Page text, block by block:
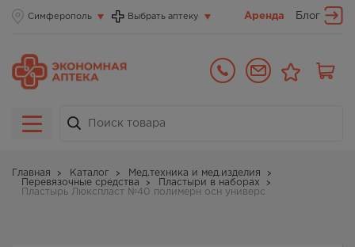
Симферополь Выбрать аптеку Аренда Блог
Главная Каталог
Мед.техника и мед.изделия
Перевязочные средства
Пластыри в наборах
Пластырь Люкспласт №40 полимерн осн универс